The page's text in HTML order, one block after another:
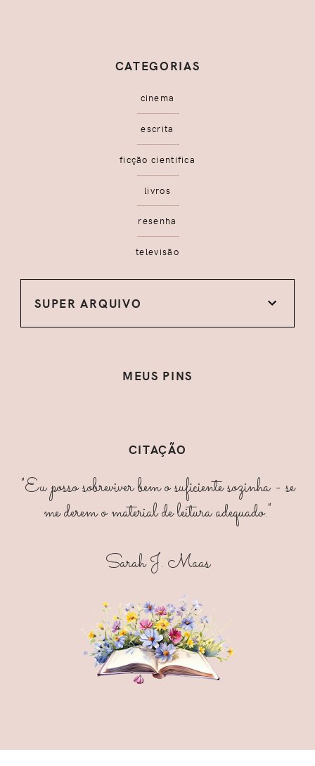
CATEGORIAS
cinema
escrita
ficção científica
livros
resenha
televisão
SUPER ARQUIVO
MEUS PINS
CITAÇÃO
"Eu posso sobreviver bem o suficiente sozinha - se
me derem o material de leitura adequado."
Sarah J. Maas